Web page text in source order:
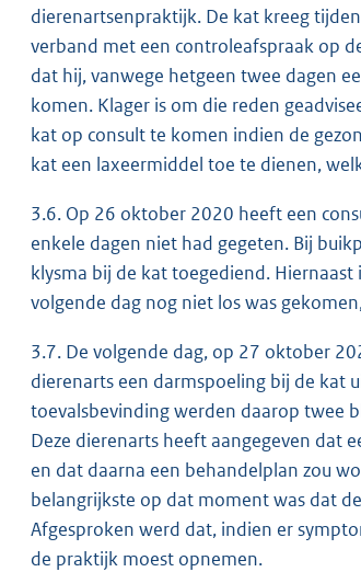
dierenartsenpraktijk. De kat kreeg
verband met een controleafspraak op
dat hij, vanwege hetgeen twee dagen
komen. Klager is om die reden
kat op consult te komen indien de
kat een laxeermiddel toe te dienen,
3.6. Op 26 oktober 2020 heeft een
enkele dagen niet had gegeten. Bij
klysma bij de kat toegediend.
volgende dag nog niet los was
3.7. De volgende dag, op 27 oktober
dierenarts een darmspoeling bij de kat
toevalsbevinding werden daarop twee
Deze dierenarts heeft aangegeven dat
en dat daarna een behandelplan zou
belangrijkste op dat moment was dat
Afgesproken werd dat, indien er
de praktijk moest opnemen.